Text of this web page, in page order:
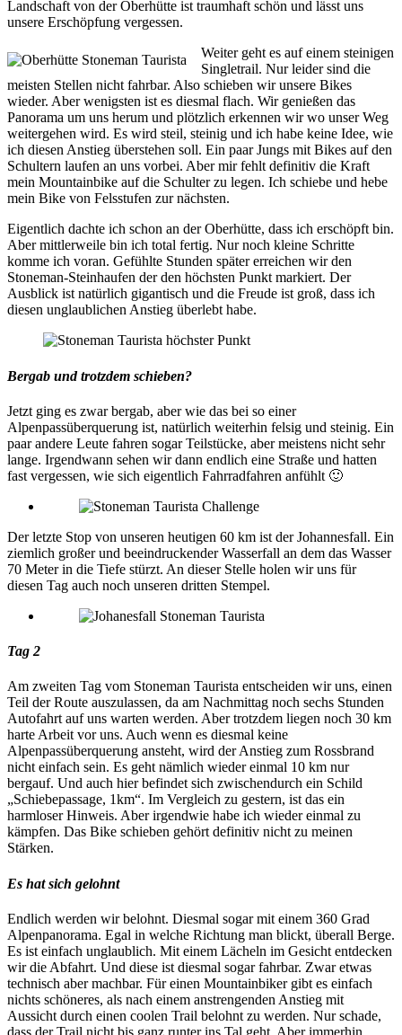
Landschaft von der Oberhütte ist traumhaft schön und lässt uns
unsere Erschöpfung vergessen.
Weiter geht es auf einem steinigen
Singletrail. Nur leider sind die
meisten Stellen nicht fahrbar. Also schieben wir unsere Bikes
wieder. Aber wenigsten ist es diesmal flach. Wir genießen das
Panorama um uns herum und plötzlich erkennen wir wo unser Weg
weitergehen wird. Es wird steil, steinig und ich habe keine Idee, wie
ich diesen Anstieg überstehen soll. Ein paar Jungs mit Bikes auf den
Schultern laufen an uns vorbei. Aber mir fehlt definitiv die Kraft
mein Mountainbike auf die Schulter zu legen. Ich schiebe und hebe
mein Bike von Felsstufen zur nächsten.
Eigentlich dachte ich schon an der Oberhütte, dass ich erschöpft bin.
Aber mittlerweile bin ich total fertig. Nur noch kleine Schritte
komme ich voran. Gefühlte Stunden später erreichen wir den
Stoneman-Steinhaufen der den höchsten Punkt markiert. Der
Ausblick ist natürlich gigantisch und die Freude ist groß, dass ich
diesen unglaublichen Anstieg überlebt habe.
Bergab und trotzdem schieben?
Jetzt ging es zwar bergab, aber wie das bei so einer
Alpenpassüberquerung ist, natürlich weiterhin felsig und steinig. Ein
paar andere Leute fahren sogar Teilstücke, aber meistens nicht sehr
lange. Irgendwann sehen wir dann endlich eine Straße und hatten
fast vergessen, wie sich eigentlich Fahrradfahren anfühlt 🙂
Der letzte Stop von unseren heutigen 60 km ist der Johannesfall. Ein
ziemlich großer und beeindruckender Wasserfall an dem das Wasser
70 Meter in die Tiefe stürzt. An dieser Stelle holen wir uns für
diesen Tag auch noch unseren dritten Stempel.
Tag 2
Am zweiten Tag vom Stoneman Taurista entscheiden wir uns, einen
Teil der Route auszulassen, da am Nachmittag noch sechs Stunden
Autofahrt auf uns warten werden. Aber trotzdem liegen noch 30 km
harte Arbeit vor uns. Auch wenn es diesmal keine
Alpenpassüberquerung ansteht, wird der Anstieg zum Rossbrand
nicht einfach sein. Es geht nämlich wieder einmal 10 km nur
bergauf. Und auch hier befindet sich zwischendurch ein Schild
„Schiebepassage, 1km“. Im Vergleich zu gestern, ist das ein
harmloser Hinweis. Aber irgendwie habe ich wieder einmal zu
kämpfen. Das Bike schieben gehört definitiv nicht zu meinen
Stärken.
Es hat sich gelohnt
Endlich werden wir belohnt. Diesmal sogar mit einem 360 Grad
Alpenpanorama. Egal in welche Richtung man blickt, überall Berge.
Es ist einfach unglaublich. Mit einem Lächeln im Gesicht entdecken
wir die Abfahrt. Und diese ist diesmal sogar fahrbar. Zwar etwas
technisch aber machbar. Für einen Mountainbiker gibt es einfach
nichts schöneres, als nach einem anstrengenden Anstieg mit
Aussicht durch einen coolen Trail belohnt zu werden. Nur schade,
dass der Trail nicht bis ganz runter ins Tal geht. Aber immerhin